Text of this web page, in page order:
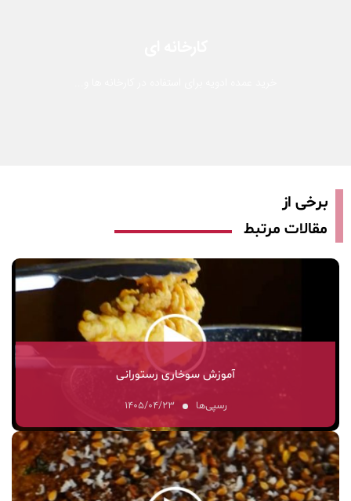
برخی از
مقالات مرتبط
رسپی‌ها ۱۴۰۵/۰۴/۲۳
آموزش سوخاری رستورانی